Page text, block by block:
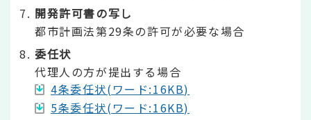
開発許可書の写し
都市計画法第29条の許可が必要な場合
委任状
代理人の方が提出する場合
4条委任状(ワード:16KB)
5条委任状(ワード:16KB)